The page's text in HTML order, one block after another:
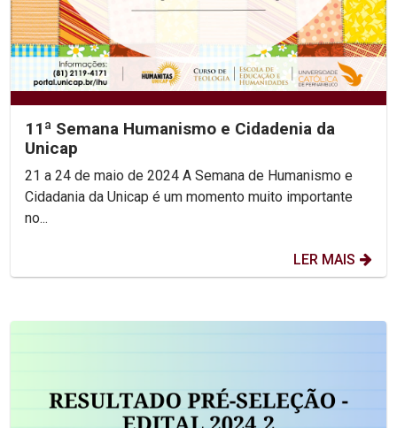
11ª Semana Humanismo e Cidadenia da
Unicap
21 a 24 de maio de 2024 A Semana de Humanismo e
Cidadania da Unicap é um momento muito importante
no...
LER MAIS